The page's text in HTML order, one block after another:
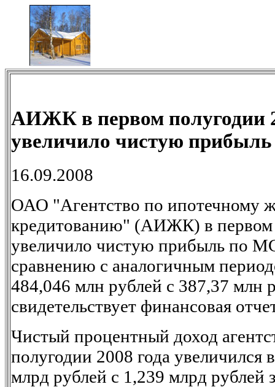
АИЖК в первом полугодии
увеличило чистую прибыль
16.09.2008
ОАО "Агентство по ипотечному
кредитованию" (АИЖК) в первом
увеличило чистую прибыль по
сравнению с аналогичным
484,046 млн рублей с 387,37 млн
свидетельствует финансовая
Чистый процентный доход
полугодии 2008 года увеличился
млрд рублей с 1,239 млрд рублей